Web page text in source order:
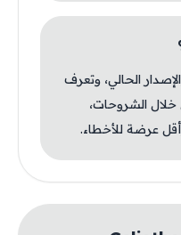
الحالي، وتعرف
خلال الشروحات،
عرضة للأخطاء.